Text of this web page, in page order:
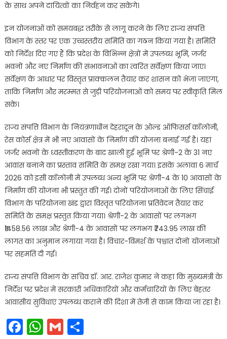
के साथ अपने दायित्वों का निर्वहन कर सकेंगे।
इन योजनाओं को समयबद्ध तरीके से लागू करने के लिए राज्य संपत्ति
विभाग के स्तर पर एक उच्चस्तरीय समिति का गठन किया गया है। समिति
को निर्देश दिए गए हैं कि प्रदेश के विभिन्न क्षेत्रों में उपलब्ध भूमि, जर्जर
भवनों और नए निर्माण की संभावनाओं का त्वरित सर्वेक्षण किया जाए।
सर्वेक्षण के आधार पर विस्तृत प्राक्कलन तैयार कर शासन को भेजा जाएगा,
ताकि निर्माण और मरम्मत से जुड़ी परियोजनाओं को समय पर स्वीकृति मिल
सके।
राज्य संपत्ति विभाग के नियंत्रणाधीन देहरादून के ओल्ड ऑफिसर्स कॉलोनी,
रेस कोर्स क्षेत्र में भी नए आवासों के निर्माण की योजना बनाई गई है। यहां
जर्जर भवनों के ध्वस्तीकरण के बाद खाली हुई भूमि पर श्रेणी-2 के 31 नए
आवास बनाने का प्रस्ताव समिति के समक्ष रखा गया। इसके अलावा 6 मार्च
2026 को इसी कॉलोनी में उपलब्ध अन्य भूमि पर श्रेणी-4 के 10 आवासों के
निर्माण की योजना भी प्रस्तुत की गई। दोनों परियोजनाओं के लिए सिंचाई
विभाग के परियोजना खंड द्वारा विस्तृत परियोजना प्रतिवेदन तैयार कर
समिति के समक्ष प्रस्तुत किया गया। श्रेणी-2 के आवासों पर लगभग
₹1458.56 लाख और श्रेणी-4 के आवासों पर लगभग ₹743.95 लाख की
लागत का अनुमान लगाया गया है। विचार-विमर्श के पश्चात दोनों योजनाओं
पर सहमति दी गई।
राज्य संपत्ति विभाग के सचिव डॉ. आर. राजेश कुमार ने कहा कि मुख्यमंत्री के
निर्देश पर प्रदेश में सरकारी अधिकारियों और कर्मचारियों के लिए बेहतर
आवासीय सुविधाएं उपलब्ध कराने की दिशा में तेजी से काम किया जा रहा है।
Facebook
WhatsApp
GmailShare